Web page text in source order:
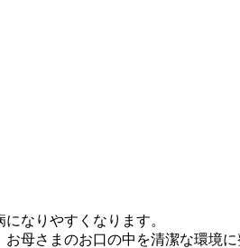
なりやすくなります。
母さまのお口の中を清潔な環境に